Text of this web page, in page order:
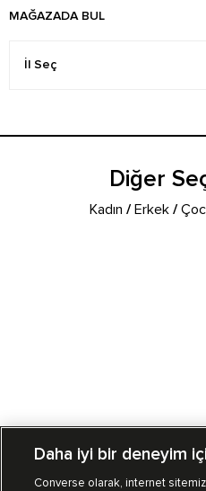
MAĞAZADA BUL
Diğer
Kadın /Erkek /
Daha iyi bir deneyim
Converse olarak, internet